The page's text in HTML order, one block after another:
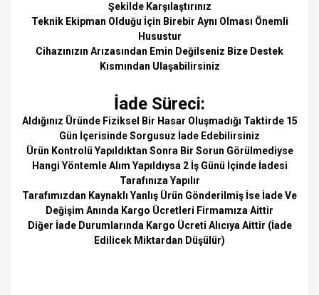
Şekilde Karşılaştırınız
Teknik Ekipman Olduğu İçin Birebir Aynı Olması Önemli
Husustur
Cihazınızın Arızasından Emin Değilseniz Bize Destek
Kısmından Ulaşabilirsiniz
İade Süreci:
Aldığınız Üründe Fiziksel Bir Hasar Oluşmadığı Taktirde 15
Gün İçerisinde Sorgusuz İade Edebilirsiniz
Ürün Kontrolü Yapıldıktan Sonra Bir Sorun Görülmediyse
Hangi Yöntemle Alım Yapıldıysa 2 İş Günü İçinde İadesi
Tarafınıza Yapılır
Tarafımızdan Kaynaklı Yanlış Ürün Gönderilmiş İse İade Ve
Değişim Anında Kargo Ücretleri Firmamıza Aittir
Diğer İade Durumlarında Kargo Ücreti Alıcıya Aittir (İade
Edilicek Miktardan Düşülür)